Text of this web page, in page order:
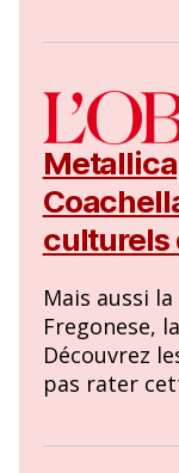
culturels
Mais aussi
Fregonese,
Découvrez
pas rater